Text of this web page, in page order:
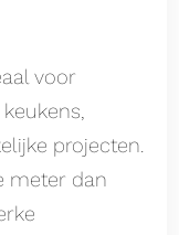
voor
projecten.
meter dan